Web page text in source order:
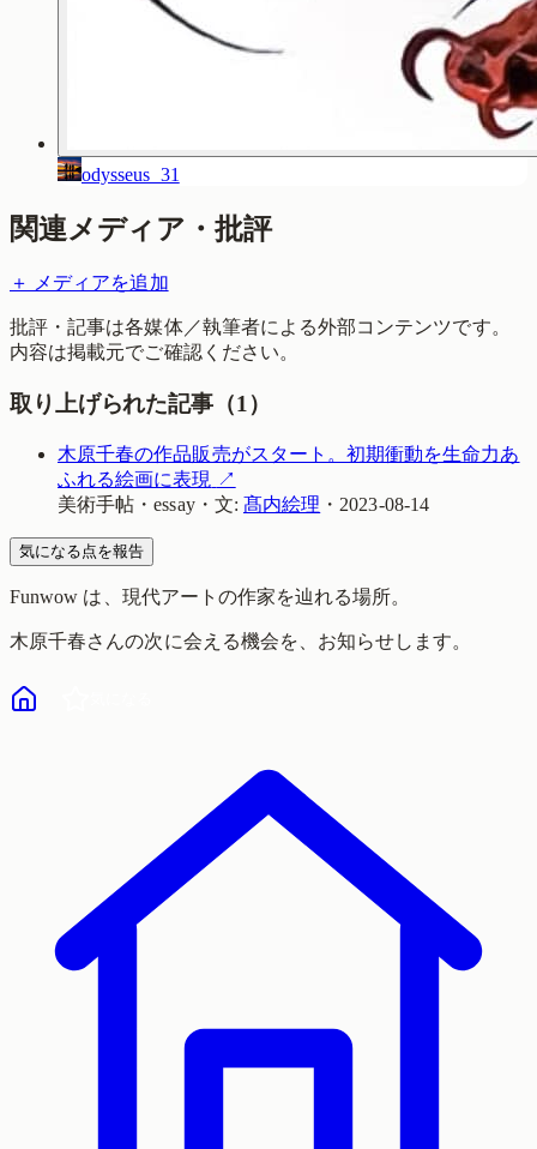
odysseus_31
関連メディア・批評
＋ メディアを追加
批評・記事は各媒体／執筆者による外部コンテンツです。
内容は掲載元でご確認ください。
取り上げられた記事（1 ）
木原千春の作品販売がスタート。初期衝動を生命力あ
ふれる絵画に表現 ↗
美術手帖 ・essay・ 文: 髙内絵理 ・ 2023-08-14
気になる点を報告
Funwow は、現代アートの作家を辿れる場所。
木原千春さんの次に会える機会を、お知らせします。